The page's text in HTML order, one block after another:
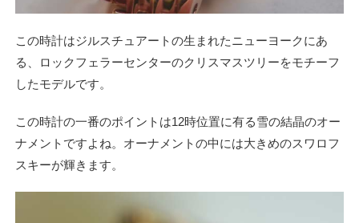
この時計はジルスチュアートの生まれたニューヨークにあ
る、ロックフェラーセンターのクリスマスツリーをモチーフ
したモデルです。
この時計の一番のポイントは12時位置に有る雪の結晶のオー
ナメントですよね。オーナメントの中には大きめのスワロフ
スキーが輝きます。